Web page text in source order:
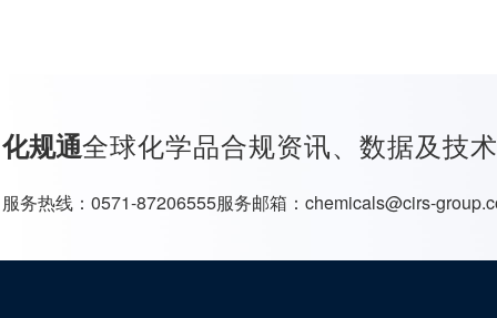
化规通全球化学品合规资讯、数据及技
服务热线： 0571-87206555服务邮箱： chemicals@cirs-